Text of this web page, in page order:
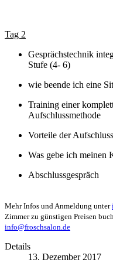
Tag 2
Gesprächstechnik
Stufe (4- 6)
wie beende ich eine
Training einer
Aufschlussmethode
Vorteile der
Was gebe ich meinen
Abschlussgespräch
Mehr Infos und Anmeldung unter
Zimmer zu günstigen Preisen
info@froschsalon.de
Details
13. Dezember 2017